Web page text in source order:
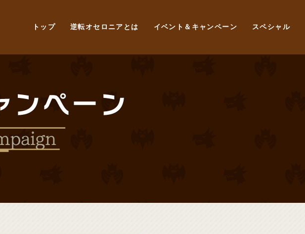
トップ 逆転オセロニアとは イベント＆キャンペーン スペシャル